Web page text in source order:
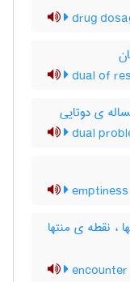
drug
dual of
ی دوتایی
dual
، نقطه ی منتها